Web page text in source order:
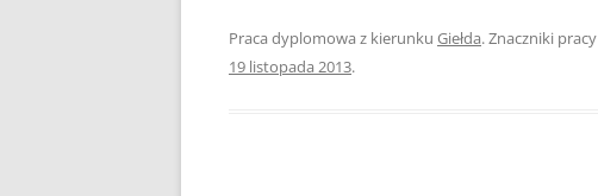
Praca dyplomowa z kierunku Giełda. Znaczniki pracy
19 listopada 2013.